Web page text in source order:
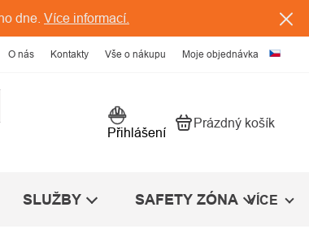
dne. Více informací.
O nás Kontakty Vše o nákupu Moje objednávka
Přihlášení Nákupní košík
Prázdný košík
SLUŽBY SAFETY ZÓNA VÍCE